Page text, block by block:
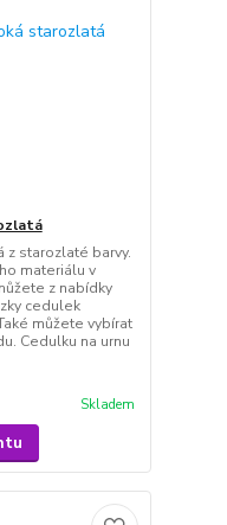
z starozlaté barvy.
materiálu v
z nabídky
cedulek
můžete vybírat
Cedulku na urnu
Skladem